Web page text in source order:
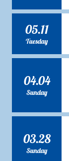
05.11
Tuesday
04.04
Sunday
03.28
Sunday